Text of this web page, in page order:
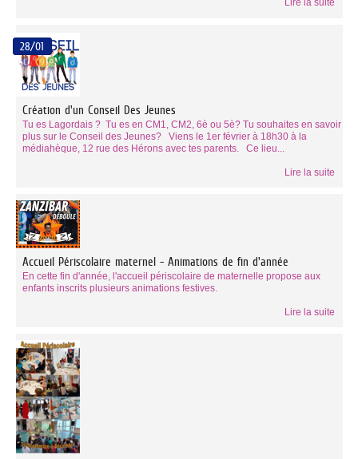
Lire la suite
28/01
Création d'un Conseil Des Jeunes
Tu es Lagordais ? Tu es en CM1, CM2, 6è ou 5è? Tu souhaites en savoir
plus sur le Conseil des Jeunes? Viens le 1er février à 18h30 à la
médiahèque, 12 rue des Hérons avec tes parents. Ce lieu...
Lire la suite
Accueil Périscolaire maternel - Animations de fin d'année
En cette fin d'année, l'accueil périscolaire de maternelle propose aux
enfants inscrits plusieurs animations festives.
Lire la suite